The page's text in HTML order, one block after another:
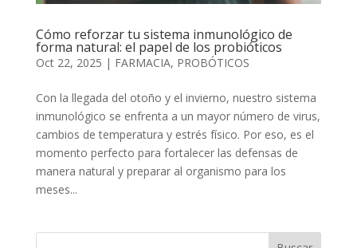
Cómo reforzar tu sistema inmunológico de
forma natural: el papel de los probióticos
Oct 22, 2025 | FARMACIA, PROBÓTICOS
Con la llegada del otoño y el invierno, nuestro sistema
inmunológico se enfrenta a un mayor número de virus,
cambios de temperatura y estrés físico. Por eso, es el
momento perfecto para fortalecer las defensas de
manera natural y preparar al organismo para los
meses...